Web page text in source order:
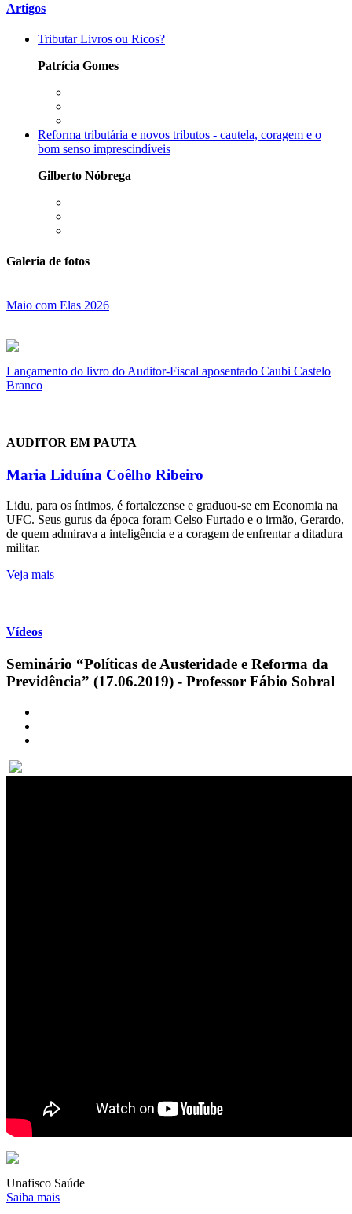
Artigos
Tributar Livros ou Ricos?
Patrícia Gomes
Reforma tributária e novos tributos - cautela, coragem e o
bom senso imprescindíveis
Gilberto Nóbrega
Galeria de fotos
Maio com Elas 2026
Lançamento do livro do Auditor-Fiscal aposentado Caubi Castelo
Branco
AUDITOR EM PAUTA
Maria Liduína Coêlho Ribeiro
Lidu, para os íntimos, é fortalezense e graduou-se em Economia na
UFC. Seus gurus da época foram Celso Furtado e o irmão, Gerardo,
de quem admirava a inteligência e a coragem de enfrentar a ditadura
militar.
Veja mais
Vídeos
Seminário “Políticas de Austeridade e Reforma da
Previdência” (17.06.2019) - Professor Fábio Sobral
Unafisco Saúde
Saiba mais